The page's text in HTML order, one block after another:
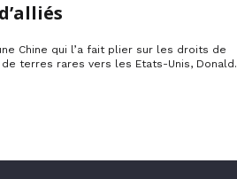
Chine qui l’a fait plier sur les droits de
terres rares vers les Etats-Unis, Donald